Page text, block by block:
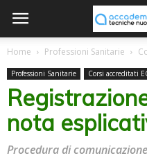
Home Professioni Sanitarie
Professioni Sanitarie Corsi accreditati
nota
Procedura di